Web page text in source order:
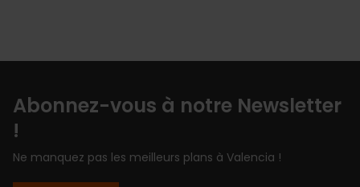
Abonnez-vous à notre Newsletter
!
Ne manquez pas les meilleurs plans à Valencia !